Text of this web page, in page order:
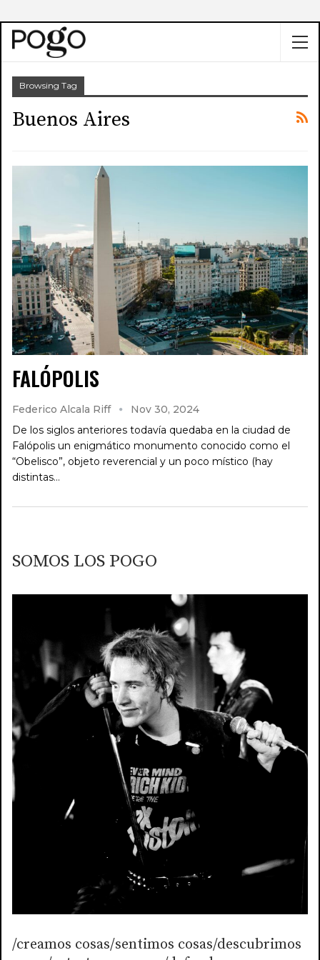
Browsing Tag
Buenos Aires
FALÓPOLIS
Federico Alcala Riff
Nov 30, 2024
De los siglos anteriores todavía quedaba en la ciudad de
Falópolis un enigmático monumento conocido como el
“Obelisco”, objeto reverencial y un poco místico (hay
distintas…
SOMOS LOS POGO
/creamos cosas/sentimos cosas/descubrimos